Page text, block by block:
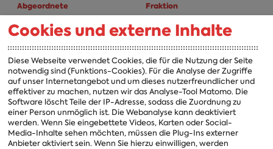
Abgeordnete
A-Z
Fraktion
Fraktion
Vorsitzender
Vorstand
Arbeitsgruppen
Ausschussvorsitzende
Beauftragte
Cookies und externe Inhalte
Diese Webseite verwendet Cookies, die für die Nutzung der Seite
notwendig sind (Funktions-Cookies). Für die Analyse der Zugriffe
auf unser Internetangebot und um dieses nutzerfreundlicher und
effektiver zu machen, nutzen wir das Analyse-Tool Matomo. Die
Software löscht Teile der IP-Adresse, sodass die Zuordnung zu
einer Person unmöglich ist. Die Webanalyse kann deaktiviert
werden. Wenn Sie eingebettete Videos, Karten oder Social-
Media-Inhalte sehen möchten, müssen die Plug-Ins externer
Anbieter aktiviert sein. Wenn Sie hierzu einwilligen, werden